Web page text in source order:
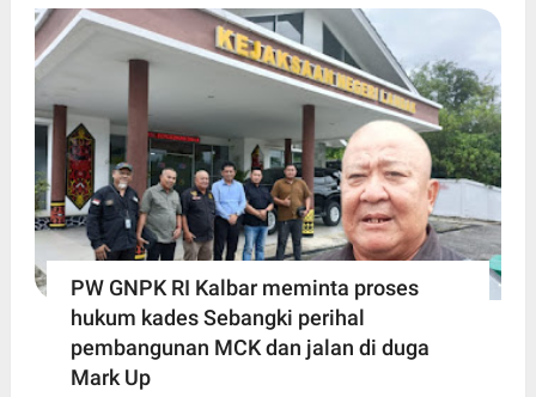
PW GNPK RI Kalbar meminta proses
hukum kades Sebangki perihal
pembangunan MCK dan jalan di duga
Mark Up